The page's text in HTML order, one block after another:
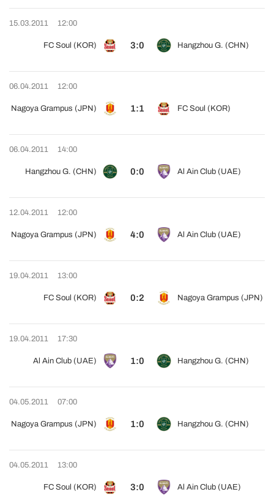
15.03.2011 12:00
FC Soul (KOR) 3:0 Hangzhou G. (CHN)
06.04.2011 12:00
Nagoya Grampus (JPN) 1:1 FC Soul (KOR)
06.04.2011 14:00
Hangzhou G. (CHN) 0:0 Al Ain Club (UAE)
12.04.2011 12:00
Nagoya Grampus (JPN) 4:0 Al Ain Club (UAE)
19.04.2011 13:00
FC Soul (KOR) 0:2 Nagoya Grampus (JPN)
19.04.2011 17:30
Al Ain Club (UAE) 1:0 Hangzhou G. (CHN)
04.05.2011 07:00
Nagoya Grampus (JPN) 1:0 Hangzhou G. (CHN)
04.05.2011 13:00
FC Soul (KOR) 3:0 Al Ain Club (UAE)